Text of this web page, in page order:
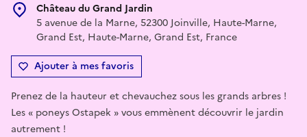
Château du Grand Jardin
5 avenue de la Marne, 52300 Joinville, Haute-Marne,
Grand Est, Haute-Marne, Grand Est, France
Ajouter à mes favoris
Prenez de la hauteur et chevauchez sous les grands arbres !
Les « poneys Ostapek » vous emmènent découvrir le jardin
autrement !